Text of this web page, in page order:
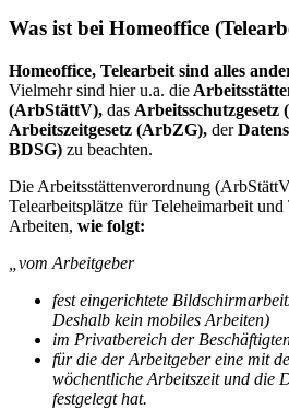
Was ist bei Homeoffice
Homeoffice, Telearbeit sind alles
Vielmehr sind hier u.a. die
(ArbStättV), das Arbeitsschutzgesetz
Arbeitszeitgesetz (ArbZG), der
BDSG) zu beachten.
Die Arbeitsstättenverordnung
Telearbeitsplätze für Teleheimarbeit
Arbeiten, wie folgt:
„vom Arbeitgeber
fest eingerichtete
Deshalb kein mobiles Arbeiten)
im Privatbereich der
für die der Arbeitgeber eine mit
wöchentliche Arbeitszeit und die
festgelegt hat.